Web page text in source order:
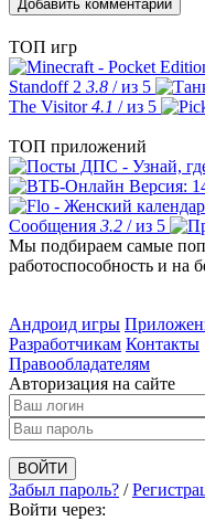
ТОП игр
Standoff 2 3.8 / из 5
The Visitor4.1 / из 5
ТОП приложений
Сообщения 3.2 / из 5
Мы подбираем самые
работоспособность и на
Андроид игры
Разработчикам Контакты
Правообладателям
Авторизация на сайте
Забыл пароль? /
Войти через: